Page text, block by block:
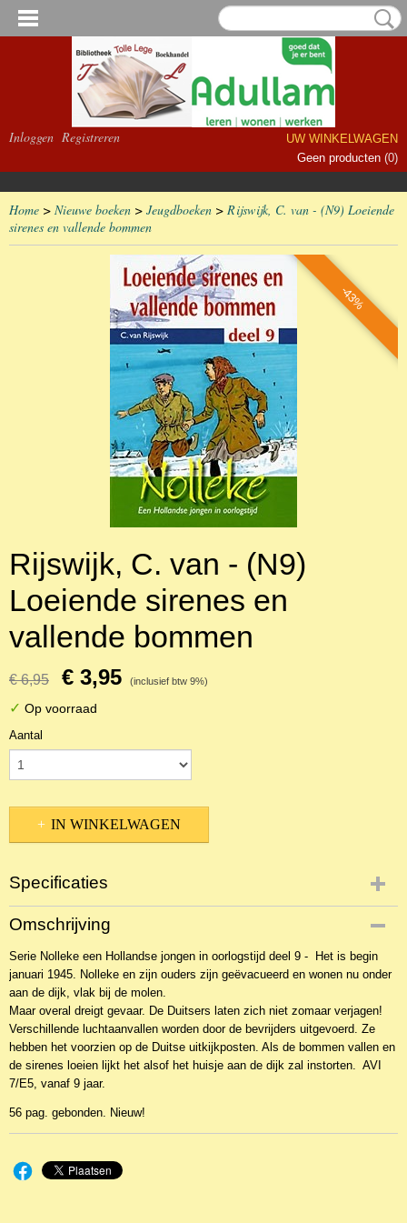
Inloggen Registreren
UW WINKELWAGEN
Geen producten (0)
Home > Nieuwe boeken > Jeugdboeken > Rijswijk, C. van - (N9) Loeiende
sirenes en vallende bommen
-43%
Rijswijk, C. van - (N9)
Loeiende sirenes en
vallende bommen
€ 6,95 € 3,95 (inclusief btw 9%)
✓ Op voorraad
Aantal
IN WINKELWAGEN
Specificaties
Productcode
NBKJ-11094
EAN code
9789055516094
Omschrijving
Serie Nolleke een Hollandse jongen in oorlogstijd deel 9 - Het is begin
januari 1945. Nolleke en zijn ouders zijn geëvacueerd en wonen nu onder
aan de dijk, vlak bij de molen.
Maar overal dreigt gevaar. De Duitsers laten zich niet zomaar verjagen!
Verschillende luchtaanvallen worden door de bevrijders uitgevoerd. Ze
hebben het voorzien op de Duitse uitkijkposten. Als de bommen vallen en
de sirenes loeien lijkt het alsof het huisje aan de dijk zal instorten. AVI
7/E5, vanaf 9 jaar.
56 pag. gebonden. Nieuw!